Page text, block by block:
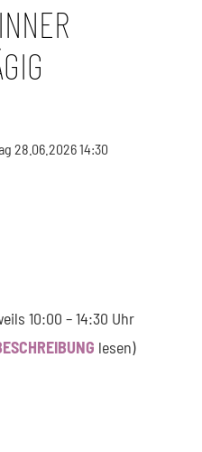
28.06.2026 14:30
10:00 – 14:30 Uhr
lesen)